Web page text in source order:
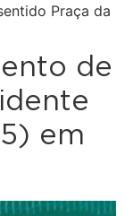
Praça da
de
em